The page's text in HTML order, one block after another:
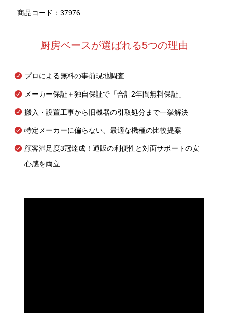
商品コード：37976
厨房ベースが選ばれる5つの理由
プロによる無料の事前現地調査
メーカー保証＋独自保証で「合計2年間無料保証」
搬入・設置工事から旧機器の引取処分まで一挙解決
特定メーカーに偏らない、最適な機種の比較提案
顧客満足度3冠達成！通販の利便性と対面サポートの安
心感を両立